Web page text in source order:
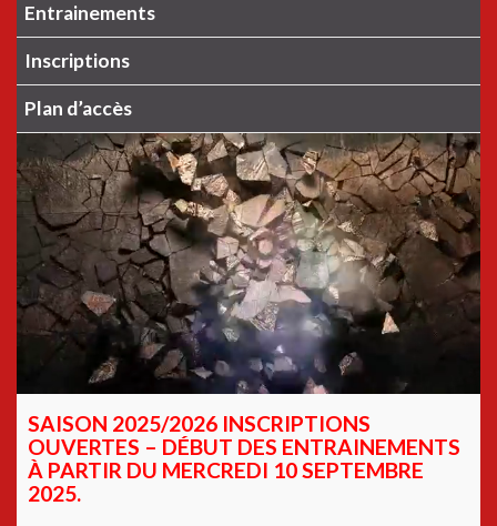
Entrainements
Inscriptions
Plan d’accès
SAISON 2025/2026 INSCRIPTIONS
OUVERTES – DÉBUT DES ENTRAINEMENTS
À PARTIR DU MERCREDI 10 SEPTEMBRE
2025.